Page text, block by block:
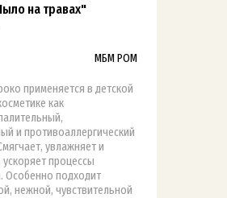
на травах"
МБМ РОМ
применяется в детской
как
и противоаллергический
увлажняет и
процессы
Особенно подходит
нежной, чувствительной